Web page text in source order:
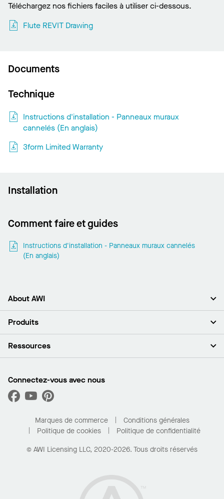
Téléchargez nos fichiers faciles à utiliser ci-dessous.
Flute REVIT Drawing
Documents
Technique
Instructions d'installation - Panneaux muraux
cannelés (En anglais)
3form Limited Warranty
Installation
Comment faire et guides
Instructions d'installation - Panneaux muraux cannelés
(En anglais)
About AWI
À propos de nous
Espace presse
Quelles sont mes options d’achat?
Produits
Plafonds
Capacités sur mesure
Performance
Ressources
Trouver un distributeur
Trouver un distributeur
Pour la maison
Connectez-vous avec nous
Marques de commerce
Conditions générales
Politique de cookies
Politique de confidentialité
© AWI Licensing LLC, 2020-2026. Tous droits réservés